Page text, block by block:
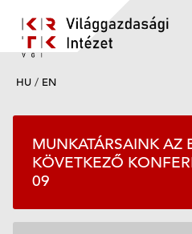
HU / EN
MUNKATÁRSAINK AZ
KÖVETKEZŐ
09